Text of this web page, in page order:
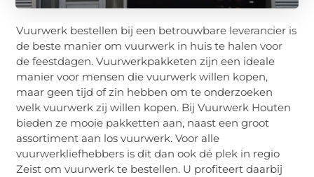
Vuurwerk bestellen bij een betrouwbare leverancier is
de beste manier om vuurwerk in huis te halen voor
de feestdagen. Vuurwerkpakketen zijn een ideale
manier voor mensen die vuurwerk willen kopen,
maar geen tijd of zin hebben om te onderzoeken
welk vuurwerk zij willen kopen. Bij Vuurwerk Houten
bieden ze mooie pakketten aan, naast een groot
assortiment aan los vuurwerk. Voor alle
vuurwerkliefhebbers is dit dan ook dé plek in regio
Zeist om vuurwerk te bestellen. U profiteert daarbij